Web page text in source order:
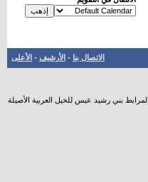
الاتصال بنا - الأرشيف - الأعلى
بني رشيد عبس للخيل العربية الأصيلة